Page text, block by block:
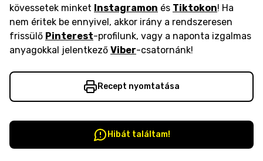
kövessetek minket Instagramon és Tiktokon! Ha
nem éritek be ennyivel, akkor irány a rendszeresen
frissülő Pinterest-profilunk, vagy a naponta izgalmas
anyagokkal jelentkező Viber-csatornánk!
Recept nyomtatása
Hibát találtam!